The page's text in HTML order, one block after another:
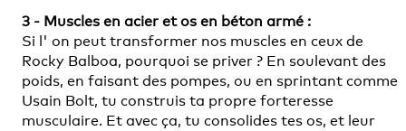
3 - Muscles en acier et os en béton armé :
Si l' on peut transformer nos muscles en ceux de
Rocky Balboa, pourquoi se priver ? En soulevant des
poids, en faisant des pompes, ou en sprintant comme
Usain Bolt, tu construis ta propre forteresse
musculaire. Et avec ça, tu consolides tes os, et leur